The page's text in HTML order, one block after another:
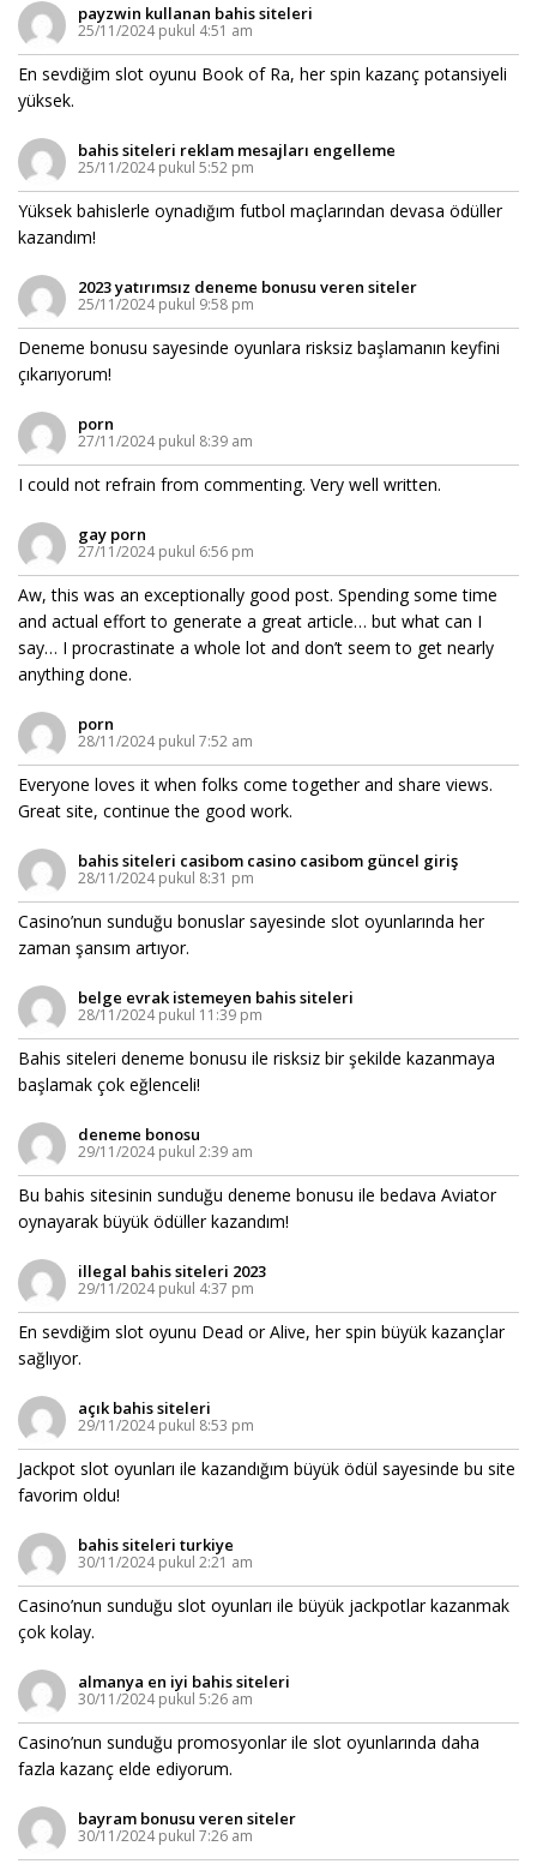
payzwin kullanan bahis siteleri
25/11/2024 pukul 4:51 am
En sevdiğim slot oyunu Book of Ra, her spin kazanç potansiyeli
yüksek.
bahis siteleri reklam mesajları engelleme
25/11/2024 pukul 5:52 pm
Yüksek bahislerle oynadığım futbol maçlarından devasa ödüller
kazandım!
2023 yatırımsız deneme bonusu veren siteler
25/11/2024 pukul 9:58 pm
Deneme bonusu sayesinde oyunlara risksiz başlamanın keyfini
çıkarıyorum!
porn
27/11/2024 pukul 8:39 am
I could not refrain from commenting. Very well written.
gay porn
27/11/2024 pukul 6:56 pm
Aw, this was an exceptionally good post. Spending some time
and actual effort to generate a great article… but what can I
say… I procrastinate a whole lot and don’t seem to get nearly
anything done.
porn
28/11/2024 pukul 7:52 am
Everyone loves it when folks come together and share views.
Great site, continue the good work.
bahis siteleri casibom casino casibom güncel giriş
28/11/2024 pukul 8:31 pm
Casino’nun sunduğu bonuslar sayesinde slot oyunlarında her
zaman şansım artıyor.
belge evrak istemeyen bahis siteleri
28/11/2024 pukul 11:39 pm
Bahis siteleri deneme bonusu ile risksiz bir şekilde kazanmaya
başlamak çok eğlenceli!
deneme bonosu
29/11/2024 pukul 2:39 am
Bu bahis sitesinin sunduğu deneme bonusu ile bedava Aviator
oynayarak büyük ödüller kazandım!
illegal bahis siteleri 2023
29/11/2024 pukul 4:37 pm
En sevdiğim slot oyunu Dead or Alive, her spin büyük kazançlar
sağlıyor.
açık bahis siteleri
29/11/2024 pukul 8:53 pm
Jackpot slot oyunları ile kazandığım büyük ödül sayesinde bu site
favorim oldu!
bahis siteleri turkiye
30/11/2024 pukul 2:21 am
Casino’nun sunduğu slot oyunları ile büyük jackpotlar kazanmak
çok kolay.
almanya en iyi bahis siteleri
30/11/2024 pukul 5:26 am
Casino’nun sunduğu promosyonlar ile slot oyunlarında daha
fazla kazanç elde ediyorum.
bayram bonusu veren siteler
30/11/2024 pukul 7:26 am